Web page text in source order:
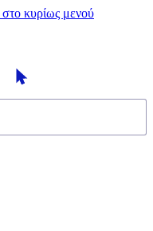
κυρίως μενού